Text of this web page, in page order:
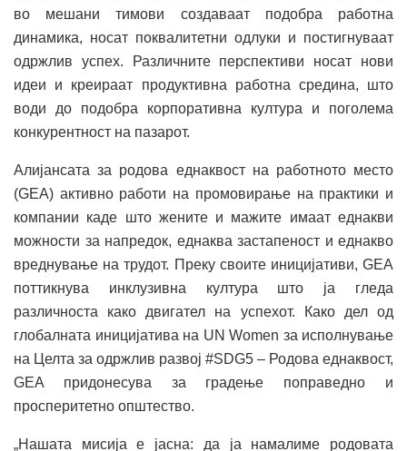
во мешани тимови создаваат подобра работна
динамика, носат поквалитетни одлуки и постигнуваат
одржлив успех. Различните перспективи носат нови
идеи и креираат продуктивна работна средина, што
води до подобра корпоративна култура и поголема
конкурентност на пазарот.
Алијансата за родова еднаквост на работното место
(GEA) активно работи на промовирање на практики и
компании каде што жените и мажите имаат еднакви
можности за напредок, еднаква застапеност и еднакво
вреднување на трудот. Преку своите иницијативи, GEA
поттикнува инклузивна култура што ја гледа
различноста како двигател на успехот. Како дел од
глобалната иницијатива на UN Women за исполнување
на Целта за одржлив развој #SDG5 – Родова еднаквост,
GEA придонесува за градење поправедно и
просперитетно општество.
„Нашата мисија е јасна: да ја намалиме родовата